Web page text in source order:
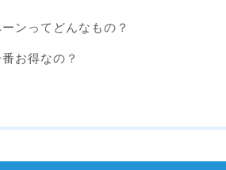
ンってどんなもの？
お得なの？